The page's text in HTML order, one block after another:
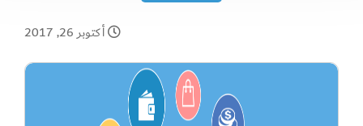
أكتوبر 26, 2017